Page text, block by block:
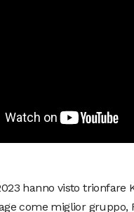
hanno visto
come miglior